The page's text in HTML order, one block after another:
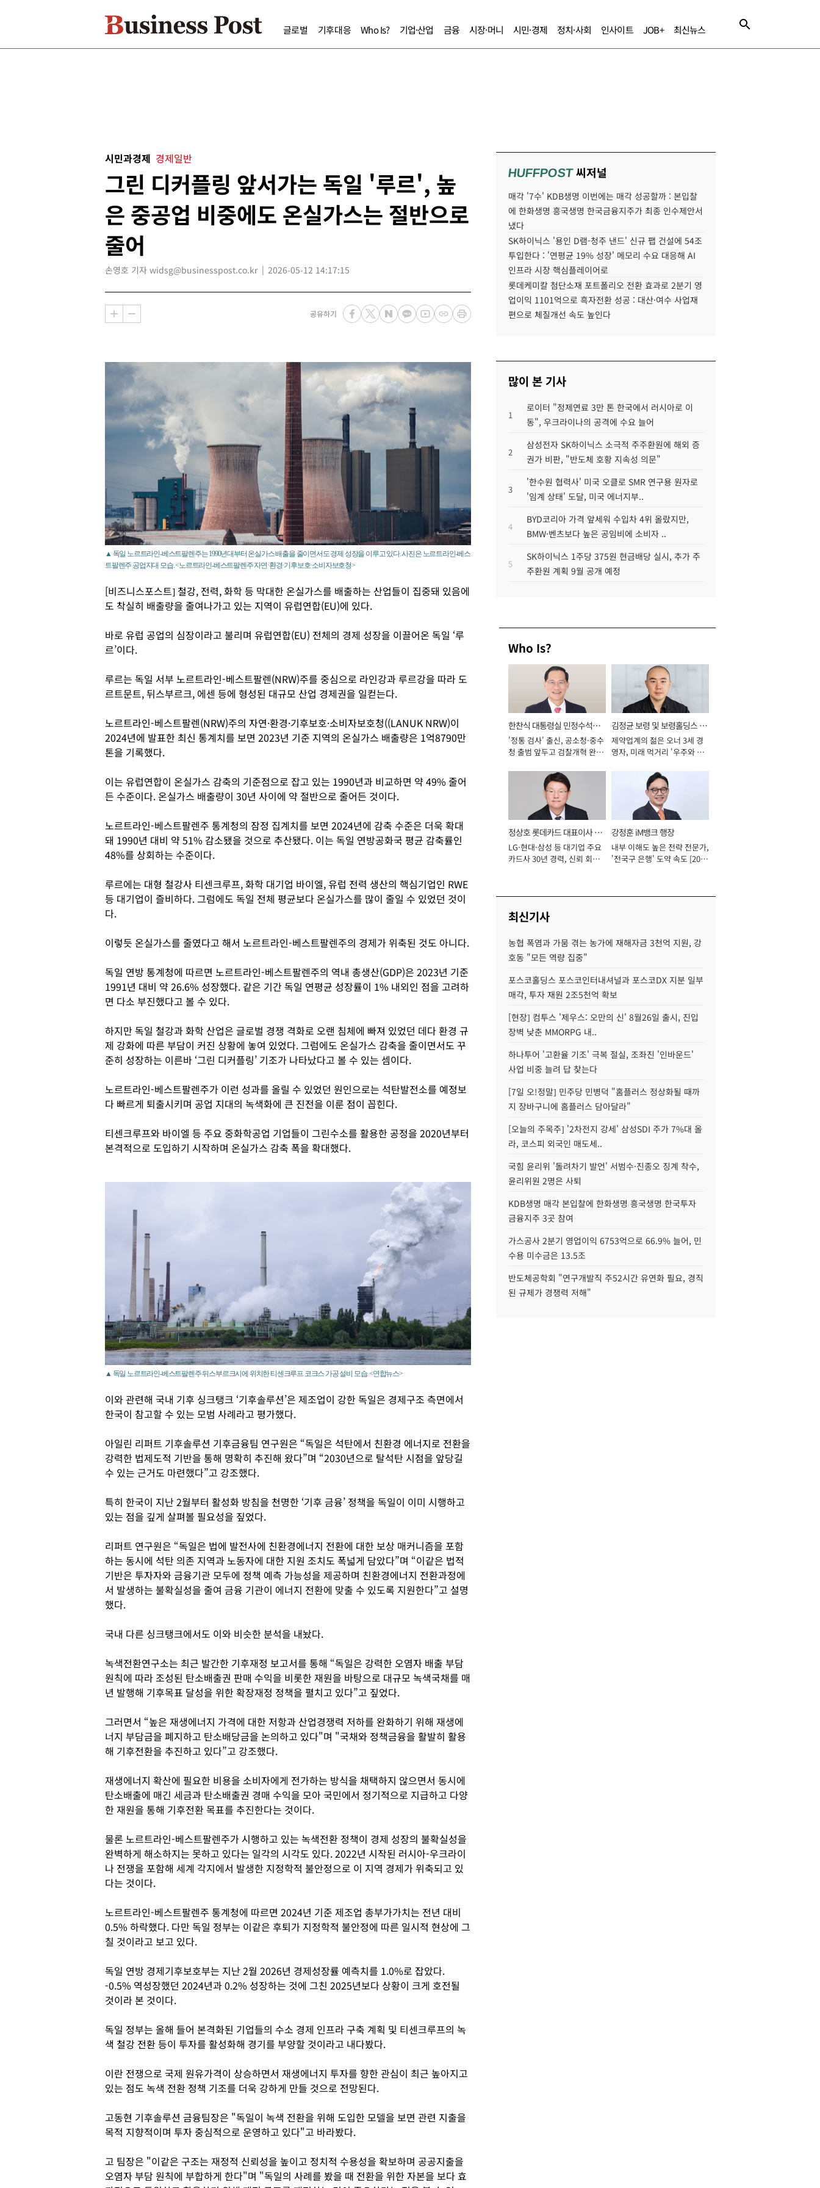
글로벌 기후대응 Who Is? 기업·산업 금융 시장·머니 시민·경제 정치·사회 인사이트 JOB+ 최신뉴스
시민과경제 경제일반
그린 디커플링 앞서가는 독일 '루르', 높
은 중공업 비중에도 온실가스는 절반으로
줄어
손영호 기자 widsg@businesspost.co.kr 2026-05-12 14:17:15
공유하기
▲ 독일 노르트라인-베스트팔렌주는 1990년대부터 온실가스 배출을 줄이면서도 경제 성장을 이루고 있다. 사진은 노르트라인-베스
트팔렌주 공업지대 모습. <노르트라인-베스트팔렌주 자연·환경·기후보호·소비자보호청>
[비즈니스포스트] 철강, 전력, 화학 등 막대한 온실가스를 배출하는 산업들이 집중돼 있음에
도 착실히 배출량을 줄여나가고 있는 지역이 유럽연합(EU)에 있다.
바로 유럽 공업의 심장이라고 불리며 유럽연합(EU) 전체의 경제 성장을 이끌어온 독일 ‘루
르’이다.
루르는 독일 서부 노르트라인-베스트팔렌(NRW)주를 중심으로 라인강과 루르강을 따라 도
르트문트, 뒤스부르크, 에센 등에 형성된 대규모 산업 경제권을 일컫는다.
노르트라인-베스트팔렌(NRW)주의 자연·환경·기후보호·소비자보호청((LANUK NRW)이
2024년에 발표한 최신 통계치를 보면 2023년 기준 지역의 온실가스 배출량은 1억8790만
톤을 기록했다.
이는 유럽연합이 온실가스 감축의 기준점으로 잡고 있는 1990년과 비교하면 약 49% 줄어
든 수준이다. 온실가스 배출량이 30년 사이에 약 절반으로 줄어든 것이다.
노르트라인-베스트팔렌주 통계청의 잠정 집계치를 보면 2024년에 감축 수준은 더욱 확대
돼 1990년 대비 약 51% 감소됐을 것으로 추산됐다. 이는 독일 연방공화국 평균 감축률인
48%를 상회하는 수준이다.
루르에는 대형 철강사 티센크루프, 화학 대기업 바이엘, 유럽 전력 생산의 핵심기업인 RWE
등 대기업이 즐비하다. 그럼에도 독일 전체 평균보다 온실가스를 많이 줄일 수 있었던 것이
다.
이렇듯 온실가스를 줄였다고 해서 노르트라인-베스트팔렌주의 경제가 위축된 것도 아니다.
독일 연방 통계청에 따르면 노르트라인-베스트팔렌주의 역내 총생산(GDP)은 2023년 기준
1991년 대비 약 26.6% 성장했다. 같은 기간 독일 연평균 성장률이 1% 내외인 점을 고려하
면 다소 부진했다고 볼 수 있다.
하지만 독일 철강과 화학 산업은 글로벌 경쟁 격화로 오랜 침체에 빠져 있었던 데다 환경 규
제 강화에 따른 부담이 커진 상황에 놓여 있었다. 그럼에도 온실가스 감축을 줄이면서도 꾸
준히 성장하는 이른바 ‘그린 디커플링’ 기조가 나타났다고 볼 수 있는 셈이다.
노르트라인-베스트팔렌주가 이런 성과를 올릴 수 있었던 원인으로는 석탄발전소를 예정보
다 빠르게 퇴출시키며 공업 지대의 녹색화에 큰 진전을 이룬 점이 꼽힌다.
티센크루프와 바이엘 등 주요 중화학공업 기업들이 그린수소를 활용한 공정을 2020년부터
본격적으로 도입하기 시작하며 온실가스 감축 폭을 확대했다.
▲ 독일 노르트라인-베스트팔렌주 뒤스부르크시에 위치한 티센크루프 코크스 가공 설비 모습. <연합뉴스>
이와 관련해 국내 기후 싱크탱크 ‘기후솔루션’은 제조업이 강한 독일은 경제구조 측면에서
한국이 참고할 수 있는 모범 사례라고 평가했다.
아일린 리퍼트 기후솔루션 기후금융팀 연구원은 “독일은 석탄에서 친환경 에너지로 전환을
강력한 법제도적 기반을 통해 명확히 추진해 왔다”며 “2030년으로 탈석탄 시점을 앞당길
수 있는 근거도 마련했다”고 강조했다.
특히 한국이 지난 2월부터 활성화 방침을 천명한 ‘기후 금융’ 정책을 독일이 이미 시행하고
있는 점을 깊게 살펴볼 필요성을 짚었다.
리퍼트 연구원은 “독일은 법에 발전사에 친환경에너지 전환에 대한 보상 매커니즘을 포함
하는 동시에 석탄 의존 지역과 노동자에 대한 지원 조치도 폭넓게 담았다”며 “이같은 법적
기반은 투자자와 금융기관 모두에 정책 예측 가능성을 제공하며 친환경에너지 전환과정에
서 발생하는 불확실성을 줄여 금융 기관이 에너지 전환에 맞출 수 있도록 지원한다”고 설명
했다.
국내 다른 싱크탱크에서도 이와 비슷한 분석을 내놨다.
녹색전환연구소는 최근 발간한 기후재정 보고서를 통해 “독일은 강력한 오염자 배출 부담
원칙에 따라 조성된 탄소배출권 판매 수익을 비롯한 재원을 바탕으로 대규모 녹색국채를 매
년 발행해 기후목표 달성을 위한 확장재정 정책을 펼치고 있다”고 짚었다.
그러면서 “높은 재생에너지 가격에 대한 저항과 산업경쟁력 저하를 완화하기 위해 재생에
너지 부담금을 폐지하고 탄소배당금을 논의하고 있다"며 "국채와 정책금융을 활발히 활용
해 기후전환을 추진하고 있다”고 강조했다.
재생에너지 확산에 필요한 비용을 소비자에게 전가하는 방식을 채택하지 않으면서 동시에
탄소배출에 매긴 세금과 탄소배출권 경매 수익을 모아 국민에서 정기적으로 지급하고 다양
한 재원을 통해 기후전환 목표를 추진한다는 것이다.
물론 노르트라인-베스트팔렌주가 시행하고 있는 녹색전환 정책이 경제 성장의 불확실성을
완벽하게 해소하지는 못하고 있다는 일각의 시각도 있다. 2022년 시작된 러시아-우크라이
나 전쟁을 포함해 세계 각지에서 발생한 지정학적 불안정으로 이 지역 경제가 위축되고 있
다는 것이다.
노르트라인-베스트팔렌주 통계청에 따르면 2024년 기준 제조업 총부가가치는 전년 대비
0.5% 하락했다. 다만 독일 정부는 이같은 후퇴가 지정학적 불안정에 따른 일시적 현상에 그
칠 것이라고 보고 있다.
독일 연방 경제기후보호부는 지난 2월 2026년 경제성장률 예측치를 1.0%로 잡았다.
-0.5% 역성장했던 2024년과 0.2% 성장하는 것에 그친 2025년보다 상황이 크게 호전될
것이라 본 것이다.
독일 정부는 올해 들어 본격화된 기업들의 수소 경제 인프라 구축 계획 및 티센크루프의 녹
색 철강 전환 등이 투자를 활성화해 경기를 부양할 것이라고 내다봤다.
이란 전쟁으로 국제 원유가격이 상승하면서 재생에너지 투자를 향한 관심이 최근 높아지고
있는 점도 녹색 전환 정책 기조를 더욱 강하게 만들 것으로 전망된다.
고동현 기후솔루션 금융팀장은 "독일이 녹색 전환을 위해 도입한 모델을 보면 관련 지출을
목적 지향적이며 투자 중심적으로 운영하고 있다"고 바라봤다.
고 팀장은 "이같은 구조는 재정적 신뢰성을 높이고 정치적 수용성을 확보하며 공공지출을
오염자 부담 원칙에 부합하게 한다"며 "독일의 사례를 봤을 때 전환을 위한 자본을 보다 효
HUFFPOST씨저널
매각 '7수' KDB생명 이번에는 매각 성공할까 : 본입찰
에 한화생명 흥국생명 한국금융지주가 최종 인수제안서
냈다
SK하이닉스 '용인 D램-청주 낸드' 신규 팹 건설에 54조
투입한다 : '연평균 19% 성장' 메모리 수요 대응해 AI
인프라 시장 핵심플레이어로
롯데케미칼 첨단소재 포트폴리오 전환 효과로 2분기 영
업이익 1101억으로 흑자전환 성공 : 대산·여수 사업재
편으로 체질개선 속도 높인다
많이 본 기사
1
로이터 "정제연료 3만 톤 한국에서 러시아로 이
동", 우크라이나의 공격에 수요 늘어
2
삼성전자 SK하이닉스 소극적 주주환원에 해외 증
권가 비판, "반도체 호황 지속성 의문"
3
'한수원 협력사' 미국 오클로 SMR 연구용 원자로
'임계 상태' 도달, 미국 에너지부..
4
BYD코리아 가격 앞세워 수입차 4위 올랐지만,
BMW·벤츠보다 높은 공임비에 소비자 ..
5
SK하이닉스 1주당 375원 현금배당 실시, 추가 주
주환원 계획 9월 공개 예정
Who Is?
한찬식 대통령실 민정수석비
서관
'정통 검사' 출신, 공소청·중수
청 출범 앞두고 검찰개혁 완수
김정균 보령 및 보령홀딩스 대
표이사 사장
제약업계의 젊은 오너 3세 경
영자, 미래 먹거리 '우주와 헬
정상호 롯데카드 대표이사 사
장
LG·현대·삼성 등 대기업 주요
카드사 30년 경력, 신뢰 회복
강정훈 iM뱅크 행장
내부 이해도 높은 전략 전문가,
'전국구 은행' 도약 속도 [2026
최신기사
농협 폭염과 가뭄 겪는 농가에 재해자금 3천억 지원, 강
호동 "모든 역량 집중"
포스코홀딩스 포스코인터내셔널과 포스코DX 지분 일부
매각, 투자 재원 2조5천억 확보
[현장] 컴투스 '제우스: 오만의 신' 8월26일 출시, 진입
장벽 낮춘 MMORPG 내..
하나투어 '고환율 기조' 극복 절실, 조좌진 '인바운드'
사업 비중 늘려 답 찾는다
[7일 오!정말] 민주당 민병덕 "홈플러스 정상화될 때까
지 장바구니에 홈플러스 담아달라"
[오늘의 주목주] '2차전지 강세' 삼성SDI 주가 7%대 올
라, 코스피 외국인 매도세..
국힘 윤리위 '돌려차기 발언' 서범수·진종오 징계 착수,
윤리위원 2명은 사퇴
KDB생명 매각 본입찰에 한화생명 흥국생명 한국투자
금융지주 3곳 참여
가스공사 2분기 영업이익 6753억으로 66.9% 늘어, 민
수용 미수금은 13.5조
반도체공학회 "연구개발직 주52시간 유연화 필요, 경직
된 규제가 경쟁력 저해"